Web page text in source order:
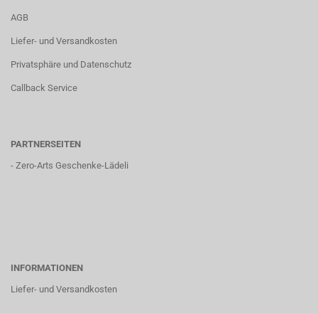
AGB
Liefer- und Versandkosten
Privatsphäre und Datenschutz
Callback Service
PARTNERSEITEN
- Zero-Arts Geschenke-Lädeli
INFORMATIONEN
Liefer- und Versandkosten